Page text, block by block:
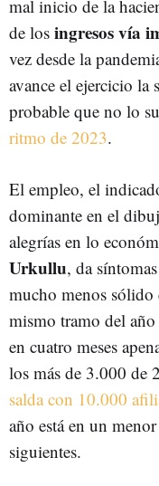
mal inicio de la
de los ingresos vía
vez desde la
avance el ejercicio la
probable que no lo
ritmo de 2023.
El empleo, el
dominante en el
alegrías en lo
Urkullu, da
mucho menos sólido
mismo tramo del
en cuatro meses
los más de 3.000 de
salda con 10.000
año está en un
siguientes.